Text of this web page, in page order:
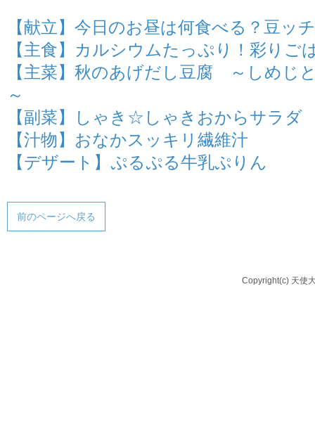
【献立】今日のお昼は何食べる？豆ッ
【主食】カルシウムたっぷり！彩りご
【主菜】秋のあげだし豆腐 ～しめじ
～
【副菜】しゃき☆しゃきおからサラダ
【汁物】おなかスッキリ繊維汁
【デザート】ぷるぷる牛乳ぷりん
前のページへ戻る
Copyright(c) 天使